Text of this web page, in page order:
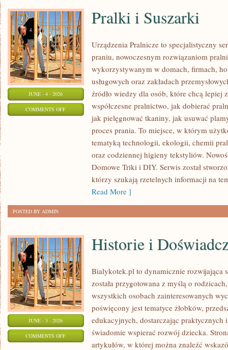
JUNE - 4 - 2026
COMMENTS OFFON
Pralki i Suszarki
Urządzenia Pralnicze to specjalistyczny
praniu, nowoczesnym rozwiązaniom
wykorzystywanym w domach, firmach,
usługowych oraz zakładach
źródło wiedzy dla osób, które chcą lepiej
współczesne pralnictwo, jak dobierać
jak pielęgnować tkaniny, jak usuwać
proces prania. To miejsce, w którym
tematyką technologii, ekologii, chemii
oraz codziennej higieny tekstyliów.
Domowe Triki i DIY. Serwis został
którzy szukają rzetelnych informacji na
Read More ]
POSTED BY ADMIN
JUNE - 3 - 2026
COMMENTS OFFON
Historie i
Bialykotek.pl to dynamicznie rozwijająca
została przygotowana z myślą o
wszystkich osobach zainteresowanych
poświęcony jest tematyce żłobków,
edukacyjnych, dostarczając
świadomie wspierać rozwój dziecka.
artykułów, w której można znaleźć